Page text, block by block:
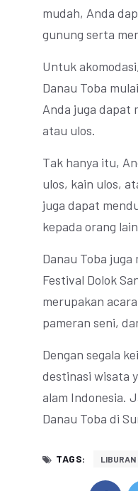
mudah, Anda
gunung serta
Untuk
Danau Toba
Anda juga dapat
atau ulos.
Tak hanya itu,
ulos, kain ulos,
juga dapat
kepada orang
Danau Toba
Festival Dolok
merupakan
pameran seni,
Dengan segala
destinasi wisata
alam Indonesia.
Danau Toba di
TAGS: LIBURAN